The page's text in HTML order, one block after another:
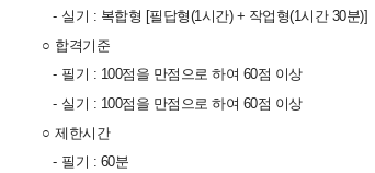
- 실기 : 복합형 [필답형(1시간) + 작업형(1시간 30분)]
○ 합격기준
- 필기 : 100점을 만점으로 하여 60점 이상
- 실기 : 100점을 만점으로 하여 60점 이상
○ 제한시간
- 필기 : 60분